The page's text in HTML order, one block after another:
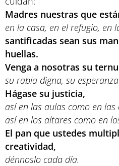
Madres nuestras que
en la casa, en el refugio, en
santificadas sean sus
huellas.
Venga a nosotras su
su rabia digna, su
Hágase su justicia,
así en las aulas como en las
así en los altares como en
El pan que ustedes
creatividad,
dénnoslo cada día.